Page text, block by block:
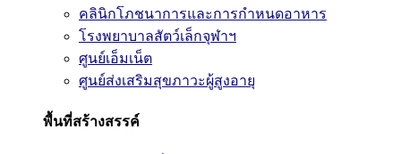
คลินิกโภชนาการและการกำหนดอาหาร
โรงพยาบาลสัตว์เล็กจุฬาฯ
ศูนย์เอ็มเน็ต
ศูนย์ส่งเสริมสุขภาวะผู้สูงอายุ
พื้นที่สร้างสรรค์